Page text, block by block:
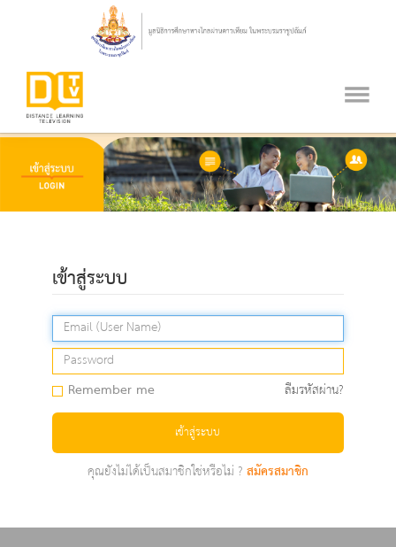
เข้าสู่ระบบ
Remember me ลืมรหัสผ่าน?
เข้าสู่ระบบ
คุณยังไม่ได้เป็นสมาชิกใช่หรือไม่ ?สมัครสมาชิก